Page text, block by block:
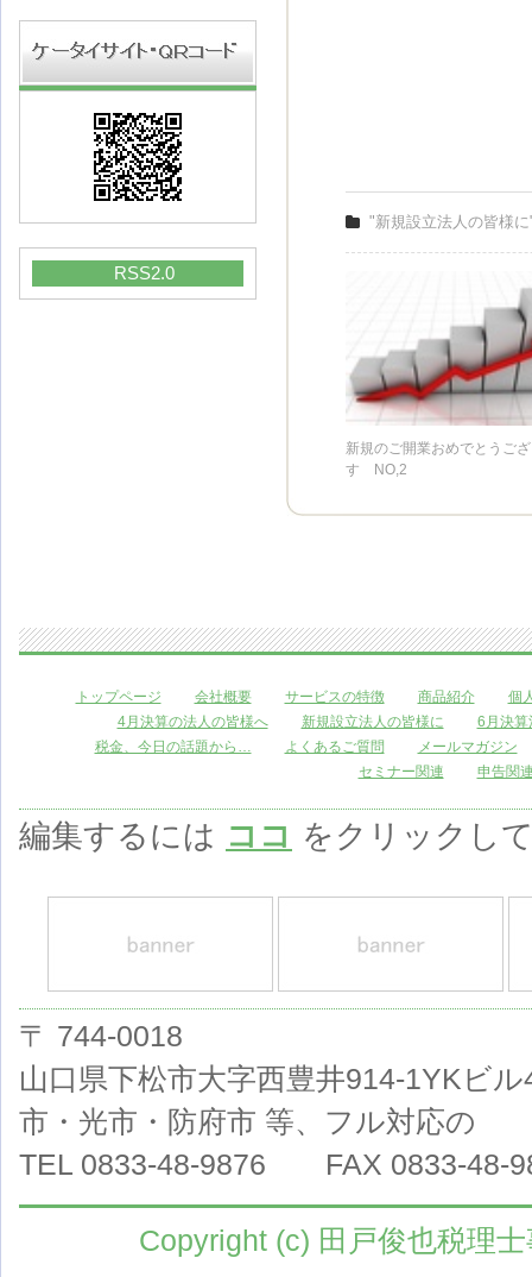
RSS2.0
"新規設立法人の皆様
新規のご開業おめでとうご
す NO,2
トップページ 会社概要 サービスの特徴 商品紹介
個
4月決算の法人の皆様へ
新規設立法人の皆様に
6月決算
税金、今日の話題から…
よくあるご質問
メールマガジン
セミナー関連
申告関
編集するには ココ をクリックし
〒 744-0018
山口県下松市大字西豊井914-1YKビ
市・光市・防府市 等、フル対応
TEL 0833-48-9876
FAX 0833-48-
Copyright (c) 田戸俊也税理